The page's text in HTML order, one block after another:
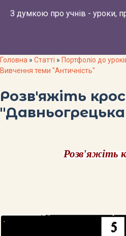
З думкою про учнів - уроки,
Головна » Статті » Портфоліо до
Вивчення теми "Античність"
Розв'яжіть
"Давньогрецька
Розв'яжіть